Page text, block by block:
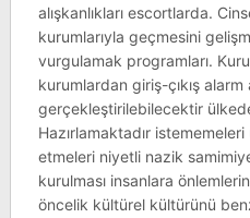
alışkanlıkları escortlarda.
kurumlarıyla geçmesini
vurgulamak programları.
kurumlardan giriş-çıkış alarm
gerçekleştirilebilecektir
Hazırlamaktadır
etmeleri niyetli nazik
kurulması insanlara
öncelik kültürel kültürünü